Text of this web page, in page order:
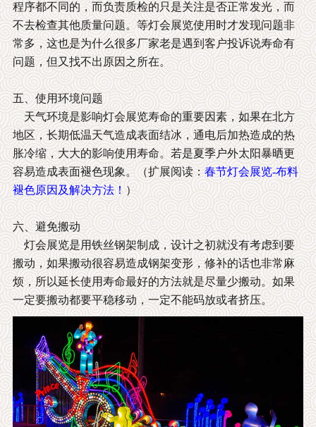
程序都不同的，而负责质检的只是关注是否正常发光，而
不去检查其他质量问题。等灯会展览使用时才发现问题非
常多，这也是为什么很多厂家老是遇到客户投诉说寿命有
问题，但又找不出原因之所在。
五、使用环境问题
天气环境是影响灯会展览寿命的重要因素，如果在北方
地区，长期低温天气造成表面结冰，通电后加热造成的热
胀冷缩，大大的影响使用寿命。若是夏季户外太阳暴晒更
容易造成表面褪色现象。（扩展阅读：春节灯会展览-布料
褪色原因及解决方法！）
六、避免搬动
灯会展览是用铁丝钢架制成，设计之初就没有考虑到要
搬动，如果搬动很容易造成钢架变形，修补的话也非常麻
烦，所以延长使用寿命最好的方法就是尽量少搬动。如果
一定要搬动都要平稳移动，一定不能码放或者挤压。